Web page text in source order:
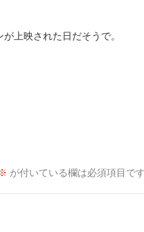
上映された日だそうで。
が付いている欄は必須項目です